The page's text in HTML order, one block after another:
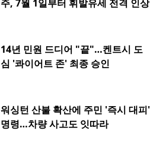
주, 7월 1일부터 휘발유세 전격 인상
14년 민원 드디어 "끝"…켄트시 도
심 '콰이어트 존' 최종 승인
워싱턴 산불 확산에 주민 '즉시 대피'
명령…차량 사고도 잇따라